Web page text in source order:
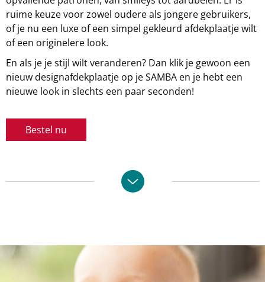
ruime keuze voor zowel oudere als jongere gebruikers,
of je nu een luxe of een simpel gekleurd afdekplaatje wilt
of een originelere look.
En als je je stijl wilt veranderen? Dan klik je gewoon een
nieuw designafdekplaatje op je SAMBA en je hebt een
nieuwe look in slechts een paar seconden!
Bestel nu